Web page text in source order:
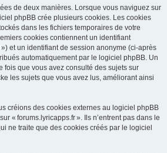
e
de deux manières. Lorsque vous naviguez sur
phpBB crée plusieurs cookies. Les cookies
dans les fichiers temporaires de votre
cookies contiennent un identifiant
et un identifiant de session anonyme (ci-après
automatiquement par le logiciel phpBB. Un
fois que vous avez consulté des sujets sur
les sujets que vous avez lus, améliorant ainsi
créions des cookies externes au logiciel phpBB
« forums.lyricapps.fr ». Ils n’entrent pas dans le
ne traite que des cookies créés par le logiciel